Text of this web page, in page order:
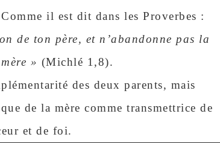
il est dit dans les Proverbes :
de ton père, et n’abandonne pas la
» (Michlé 1,8).
des deux parents, mais
de la mère comme transmettrice de
et de foi.